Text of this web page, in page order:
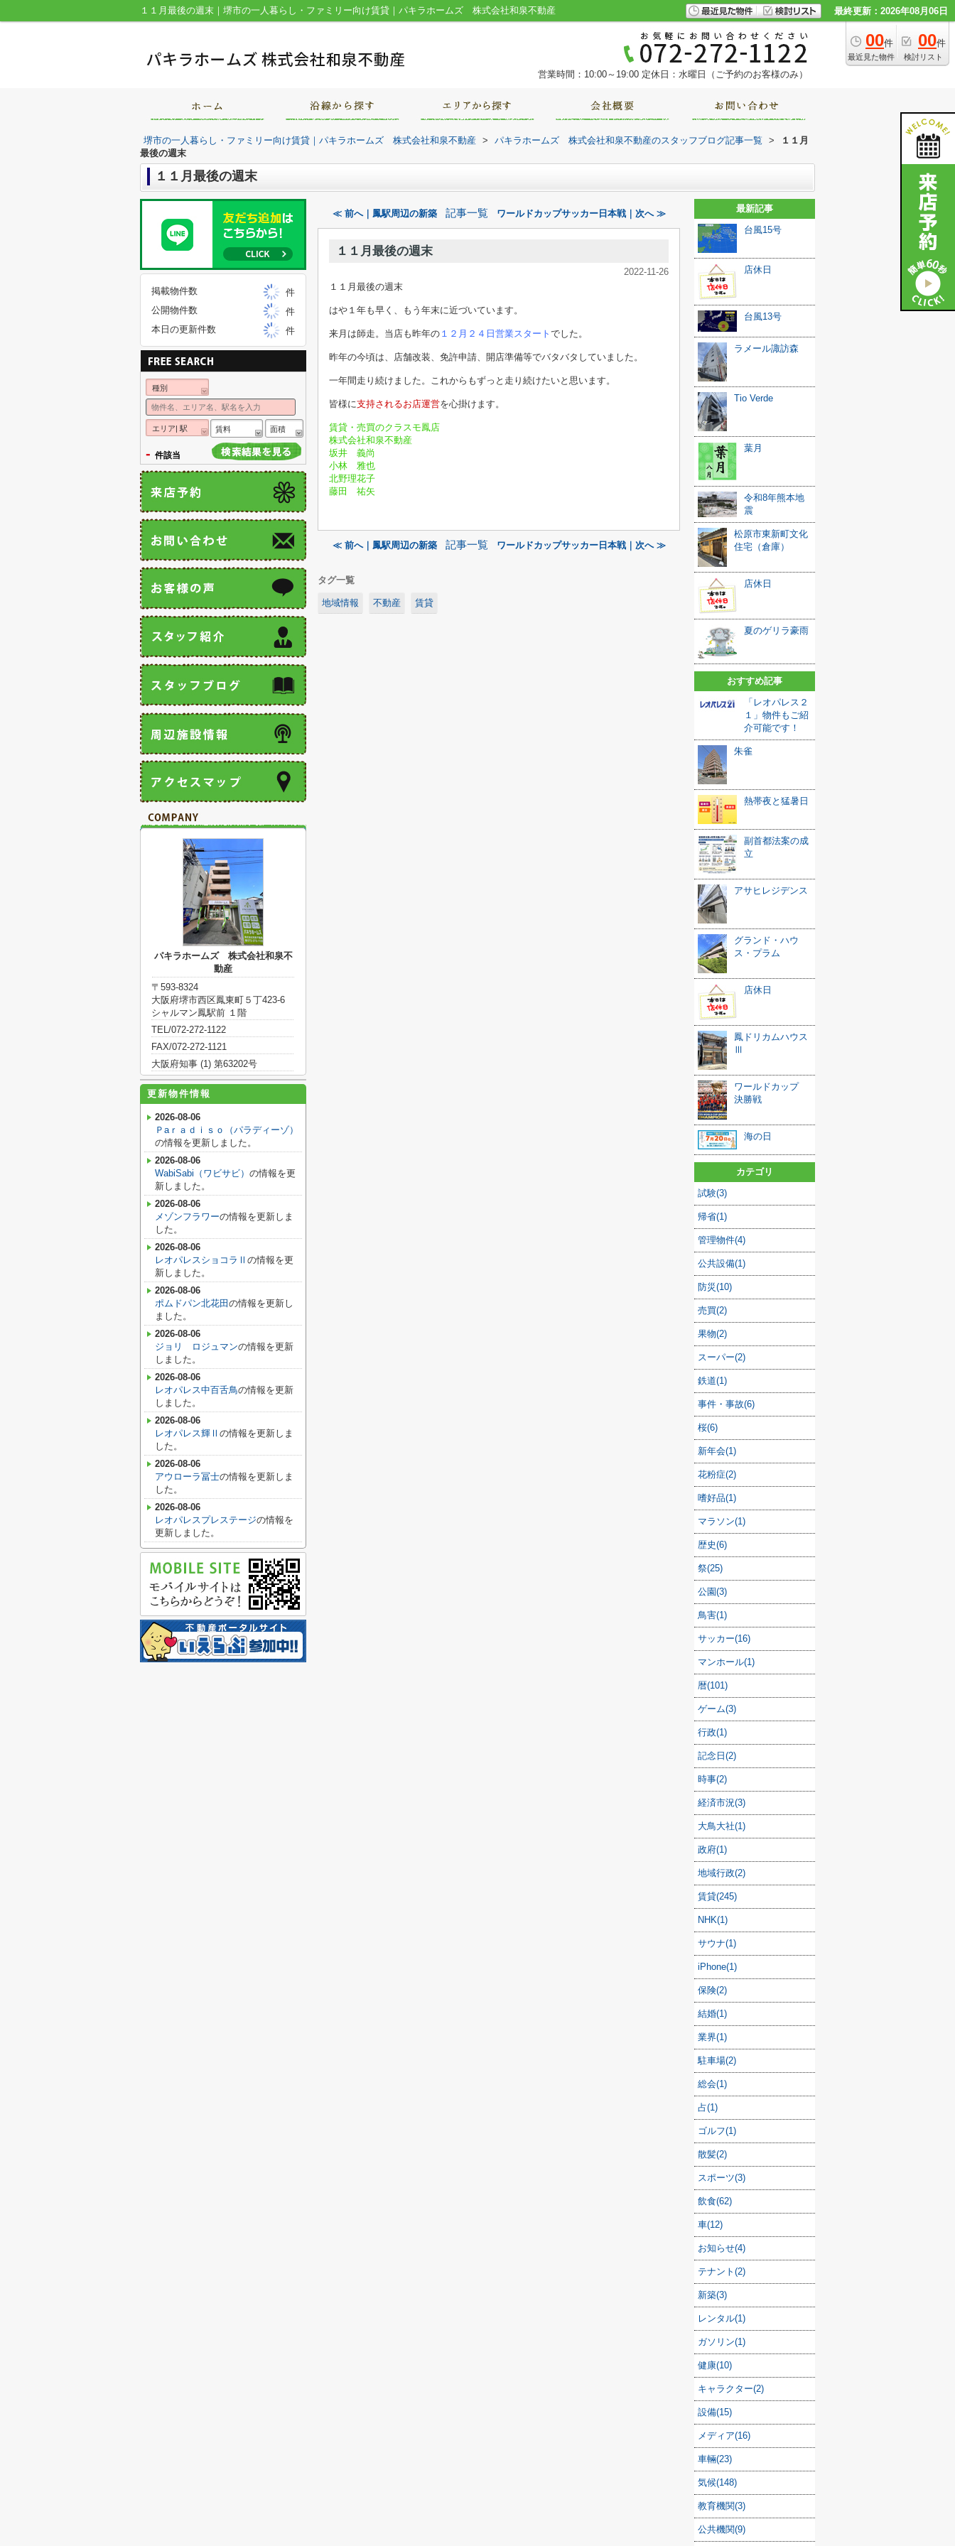
１１月最後の週末｜堺市の一人暮らし・ファミリー向け賃貸｜パキラホームズ 株式会社和泉不動産 最終更新：2026年08月06日
00件
最近見た物件
00件
検討リスト
営業時間：10:00～19:00 定休日：水曜日（ご予約のお客様のみ）
堺市の一人暮らし・ファミリー向け賃貸｜パキラホームズ 株式会社和泉不動産 > パキラホームズ 株式会社和泉不動産のスタッフブログ記事一覧 >
１１月
最後の週末
１１月最後の週末
≪ 前へ｜鳳駅周辺の新築 記事一覧 ワールドカップサッカー日本戦｜次へ ≫
１１月最後の週末
2022-11-26
１１月最後の週末
はや１年も早く、もう年末に近づいています。
来月は師走。当店も昨年の １２月２４日営業スタート でした。
昨年の今頃は、店舗改装、免許申請、開店準備等でバタバタしていました。
一年間走り続けました。これからもずっと走り続けたいと思います。
皆様に支持されるお店運営を心掛けます。
賃貸・売買のクラスモ鳳店
株式会社和泉不動産
坂井 義尚
小林 雅也
北野理花子
藤田 祐矢
≪ 前へ｜鳳駅周辺の新築 記事一覧 ワールドカップサッカー日本戦｜次へ ≫
タグ一覧
地域情報 不動産 賃貸
最新記事
台風15号
店休日
台風13号
ラメール諏訪森
Tio Verde
葉月
令和8年熊本地
震
松原市東新町文化
住宅（倉庫）
店休日
夏のゲリラ豪雨
おすすめ記事
「レオパレス２
１」物件もご紹
介可能です！
朱雀
熱帯夜と猛暑日
副首都法案の成
立
アサヒレジデンス
グランド・ハウ
ス・プラム
店休日
鳳ドリカムハウス
Ⅲ
ワールドカップ
決勝戦
海の日
カテゴリ
試験(3)
帰省(1)
管理物件(4)
公共設備(1)
防災(10)
売買(2)
果物(2)
スーパー(2)
鉄道(1)
事件・事故(6)
桜(6)
新年会(1)
花粉症(2)
嗜好品(1)
マラソン(1)
歴史(6)
祭(25)
公園(3)
鳥害(1)
サッカー(16)
マンホール(1)
暦(101)
ゲーム(3)
行政(1)
記念日(2)
時事(2)
経済市況(3)
大鳥大社(1)
政府(1)
地域行政(2)
賃貸(245)
NHK(1)
サウナ(1)
iPhone(1)
保険(2)
結婚(1)
業界(1)
駐車場(2)
総会(1)
占(1)
ゴルフ(1)
散髪(2)
スポーツ(3)
飲食(62)
車(12)
お知らせ(4)
テナント(2)
新築(3)
レンタル(1)
ガソリン(1)
健康(10)
キャラクター(2)
設備(15)
メディア(16)
車輛(23)
気候(148)
教育機関(3)
公共機関(9)
掲載物件数
件
公開物件数
件
本日の更新件数
件
種別
エリア| 駅 賃料 面積
- 件該当
パキラホームズ 株式会社和泉不
動産
〒593-8324
大阪府堺市西区鳳東町５丁423-6
シャルマン鳳駅前 １階
TEL/072-272-1122
FAX/072-272-1121
大阪府知事 (1) 第63202号
更新物件情報
2026-08-06
Ｐaｒａｄｉｓｏ（パラディーゾ）
の情報を更新しました。
2026-08-06
WabiSabi（ワビサビ） の情報を更
新しました。
2026-08-06
メゾンフラワーの情報を更新しま
した。
2026-08-06
レオパレスショコラⅡ の情報を更
新しました。
2026-08-06
ポムドパン北花田 の情報を更新し
ました。
2026-08-06
ジョリ ロジュマンの情報を更新
しました。
2026-08-06
レオパレス中百舌鳥の情報を更新
しました。
2026-08-06
レオパレス輝Ⅱ の情報を更新しま
した。
2026-08-06
アウローラ冨士の情報を更新しま
した。
2026-08-06
レオパレスプレステージの情報を
更新しました。